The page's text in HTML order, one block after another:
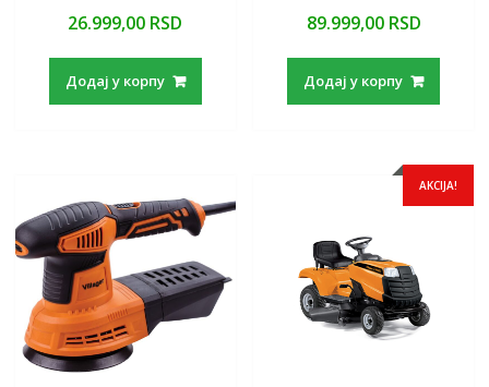
26.999,00 RSD
Додај у корпу
89.999,00 RSD
Додај у корпу
AKCIJA!